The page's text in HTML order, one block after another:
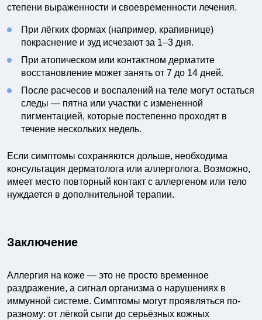
степени выраженности и своевременности лечения.
При лёгких формах (например, крапивнице)
покраснение и зуд исчезают за 1–3 дня.
При атопическом или контактном дерматите
восстановление может занять от 7 до 14 дней.
После расчесов и воспалений на теле могут остаться
следы — пятна или участки с измененной
пигментацией, которые постепенно проходят в
течение нескольких недель.
Если симптомы сохраняются дольше, необходима
консультация дерматолога или аллерголога. Возможно,
имеет место повторный контакт с аллергеном или тело
нуждается в дополнительной терапии.
Заключение
Аллергия на коже — это не просто временное
раздражение, а сигнал организма о нарушениях в
иммунной системе. Симптомы могут проявляться по-
разному: от лёгкой сыпи до серьёзных кожных